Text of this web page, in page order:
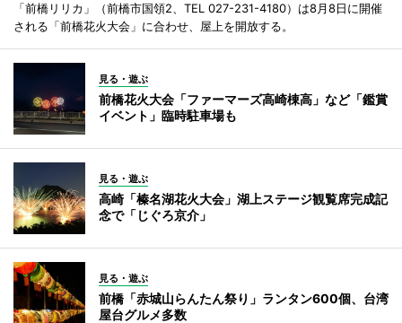
「前橋リリカ」（前橋市国領2、TEL 027-231-4180）は8月8日に開催
される「前橋花火大会」に合わせ、屋上を開放する。
見る・遊ぶ
前橋花火大会「ファーマーズ高崎棟高」など「鑑賞
イベント」臨時駐車場も
見る・遊ぶ
高崎「榛名湖花火大会」湖上ステージ観覧席完成記
念で「じぐろ京介」
見る・遊ぶ
前橋「赤城山らんたん祭り」ランタン600個、台湾
屋台グルメ多数